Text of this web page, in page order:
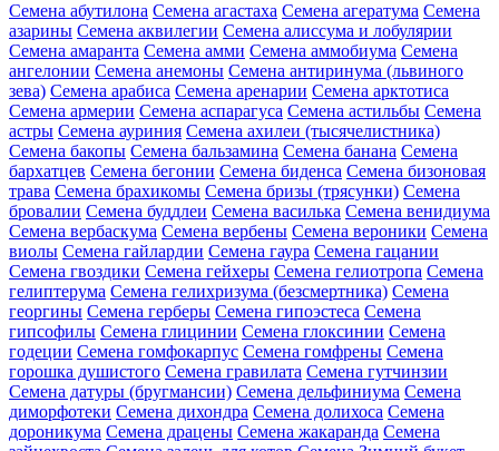
Семена абутилона Семена агастаха Семена агератума Семена
азарины Семена аквилегии Семена алиссума и лобулярии
Семена амаранта Семена амми Семена аммобиума Семена
ангелонии Семена анемоны Семена антиринума (львиного
зева) Семена арабиса Семена аренарии Семена арктотиса
Семена армерии Семена аспарагуса Семена астильбы Семена
астры Семена ауриния Семена ахилеи (тысячелистника)
Семена бакопы Семена бальзамина Семена банана Семена
бархатцев Семена бегонии Семена биденса Семена бизоновая
трава Семена брахикомы Семена бризы (трясунки) Семена
бровалии Семена буддлеи Семена василька Семена венидиума
Семена вербаскума Семена вербены Семена вероники Семена
виолы Семена гайлардии Семена гаура Семена гацании
Семена гвоздики Семена гейхеры Семена гелиотропа Семена
гелиптерума Семена гелихризума (безсмертника) Семена
георгины Семена герберы Семена гипоэстеса Семена
гипсофилы Семена глицинии Семена глоксинии Семена
годеции Семена гомфокарпус Семена гомфрены Семена
горошка душистого Семена гравилата Семена гутчинзии
Семена датуры (бругмансии) Семена дельфиниума Семена
диморфотеки Семена дихондра Семена долихоса Семена
дороникума Семена драцены Семена жакаранда Семена